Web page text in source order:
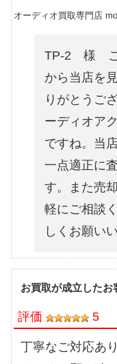
オーディオ買取専門店
TP-2 様 こ
から当店を
りがとうご
ーディオア
ですね。当
一点適正に
す。また売
軽にご相談
しくお願い
お買取が成立したお
評価 5
丁寧なご対応あ